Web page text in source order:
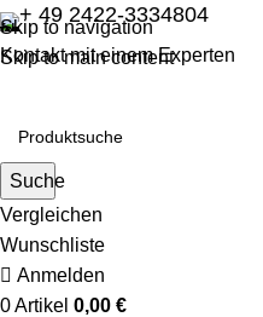
Skip to navigation
Skip to main content
+ 49 2422-3334804
Kontakt mit einem Experten
Suche
Vergleichen
Wunschliste
Anmelden
0Artikel 0,00 €